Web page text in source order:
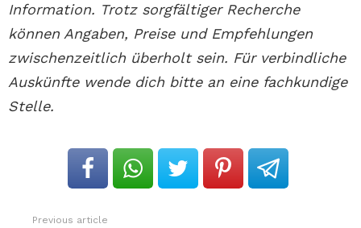
Information. Trotz sorgfältiger Recherche
können Angaben, Preise und Empfehlungen
zwischenzeitlich überholt sein. Für verbindliche
Auskünfte wende dich bitte an eine fachkundige
Stelle.
Previous article